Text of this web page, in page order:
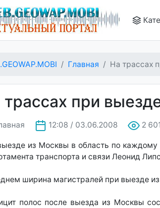
Главная На трассах
при
12:08 / 03.06.2008 2 601
из Москвы в область по каждому
транспорта и связи Леонид
ширина магистралей при выезде
полос после выезда из Москвы